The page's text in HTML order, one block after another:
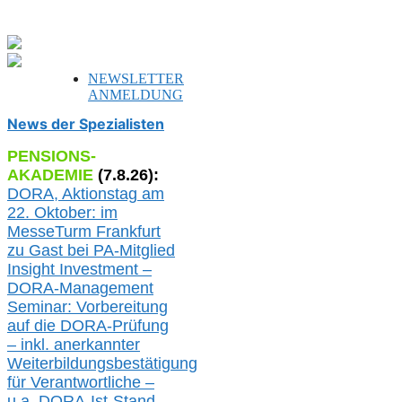
NEWSLETTER
ANMELDUNG
News der Spezialisten
PENSIONS-
AKADEMIE (7.8.26):
DORA, Aktionstag am
22. Oktober: im
MesseTurm Frankfurt
zu Gast bei PA-Mitglied
Insight Investment –
DORA-Management
Seminar: Vorbereitung
auf die DORA-Prüfung
– inkl. anerkannter
Weiterbildungsbestätigung
für Verantwortliche –